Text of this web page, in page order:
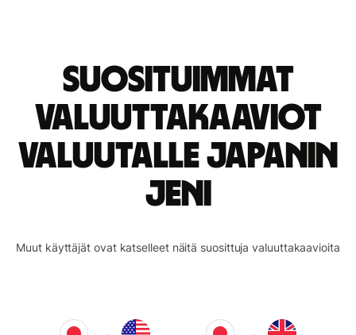
Suosituimmat
valuuttakaaviot
valuutalle Japanin
jeni
Muut käyttäjät ovat katselleet näitä suosittuja valuuttakaavioita